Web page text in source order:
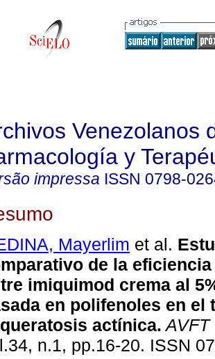
Venezolanos
y
impressa ISSN 0798-
Mayerlim et al.
de la
imiquimod crema al
en polifenoles en el
actínica. AVFT
n.1, pp.16-20. ISSN